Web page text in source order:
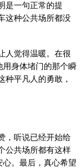
是一句正常的提
这种公共场所都没
人觉得温暖。在很
用身体堵门的那个瞬
种平凡人的勇敢，
，听说已经开始给
公共场所都有这样
心。最后，真心希望